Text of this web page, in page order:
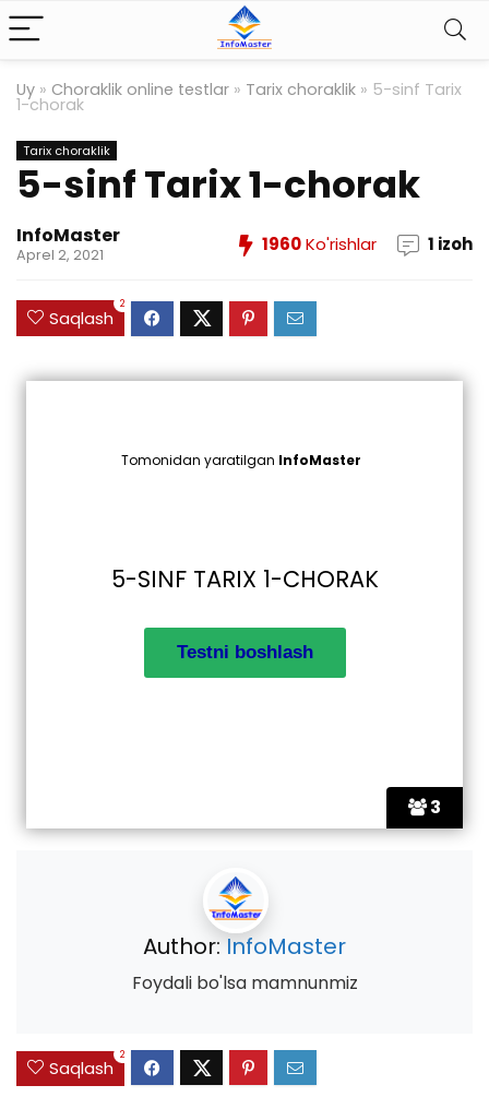
Uy » Choraklik online testlar » Tarix choraklik » 5-sinf Tarix
1-chorak
Tarix choraklik
5-sinf Tarix 1-chorak
InfoMaster
Aprel 2, 2021 1960Ko'rishlar 1 izoh
Saqlash
2
3
Tomonidan yaratilgan InfoMaster
5-SINF TARIX 1-CHORAK
Author: InfoMaster
Foydali bo'lsa mamnunmiz
Saqlash
2